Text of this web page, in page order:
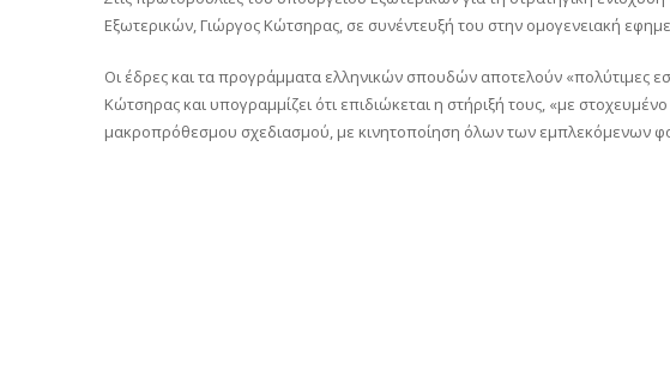
Εξωτερικών, Γιώργος Κώτσηρας, σε συνέντευξή του στην ομογενειακή
Οι έδρες και τα προγράμματα ελληνικών σπουδών αποτελούν «πολύτιμες
Κώτσηρας και υπογραμμίζει ότι επιδιώκεται η στήριξή τους, «με
μακροπρόθεσμου σχεδιασμού, με κινητοποίηση όλων των εμπλεκόμενων